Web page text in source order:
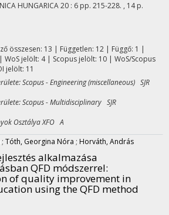
HUNGARICA20 : 6 pp. 215-228. , 14 p.
összesen: 13 | Független: 12 | Függő: 1 |
WoS jelölt: 4 | Scopus jelölt: 10 | WoS/Scopus
jelölt: 11
Scopus - Engineering (miscellaneous) SJR
Scopus - Multidisciplinary SJR
Osztálya XFO A
; Tóth, Georgina Nóra ; Horváth, András
alkalmazása
QFD módszerrel:
of quality improvement in
using the QFD method